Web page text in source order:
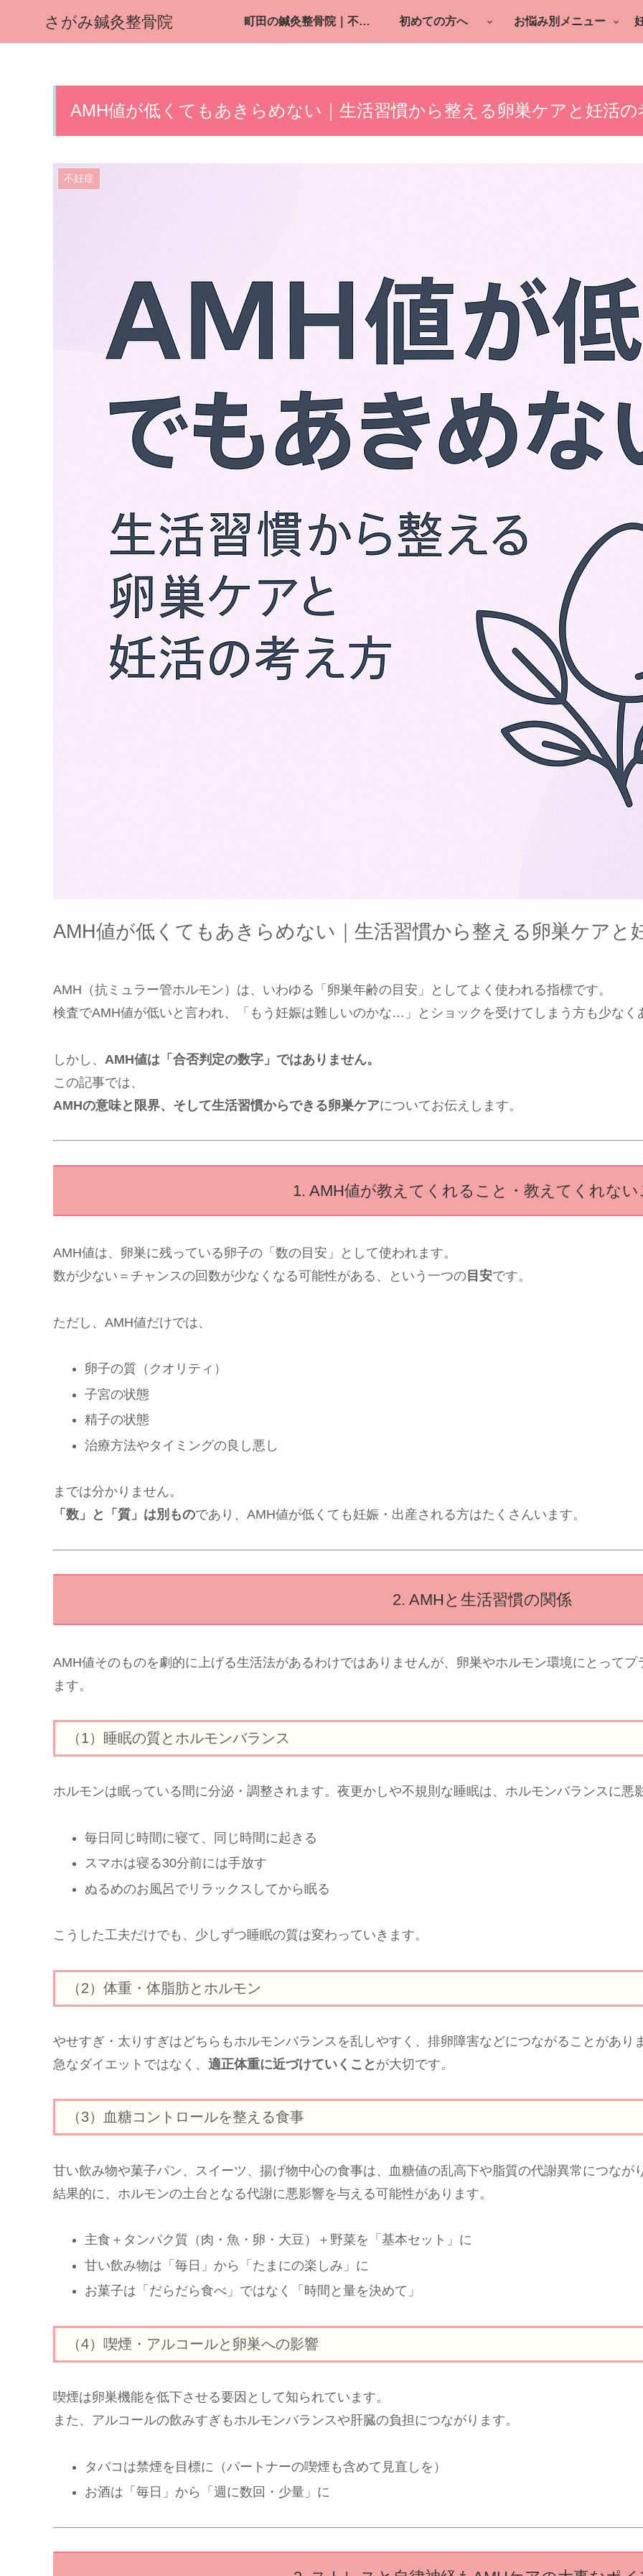
さがみ鍼灸整骨院 町田の鍼灸整骨院｜不妊鍼灸・逆子・産後ケア 初めての方へ お悩み別メニュー
AMH値が低くてもあきらめない｜生活習慣から整える卵巣ケアと妊活の
不妊症
AMH値が低くてもあきらめない｜生活習慣から整える卵巣ケアと
AMH（抗ミュラー管ホルモン）は、いわゆる「卵巣年齢の目安」としてよく使われる指標です。
検査でAMH値が低いと言われ、「もう妊娠は難しいのかな…」とショックを受けてしまう方も少なく
しかし、 AMH値は「合否判定の数字」ではありません。
この記事では、
AMHの意味と限界、そして生活習慣からできる卵巣ケアについてお伝えします。
1. AMH値が教えてくれること・教えてくれない
AMH値は、卵巣に残っている卵子の「数の目安」として使われます。
数が少ない＝チャンスの回数が少なくなる可能性がある、という一つの 目安です。
ただし、AMH値だけでは、
卵子の質（クオリティ）
子宮の状態
精子の状態
治療方法やタイミングの良し悪し
までは分かりません。
「数」と「質」は別ものであり、AMH値が低くても妊娠・出産される方はたくさんいます。
2. AMHと生活習慣の関係
AMH値そのものを劇的に上げる生活法があるわけではありませんが、卵巣やホルモン環境にとって
ます。
（1）睡眠の質とホルモンバランス
ホルモンは眠っている間に分泌・調整されます。夜更かしや不規則な睡眠は、ホルモンバランスに悪
毎日同じ時間に寝て、同じ時間に起きる
スマホは寝る30分前には手放す
ぬるめのお風呂でリラックスしてから眠る
こうした工夫だけでも、少しずつ睡眠の質は変わっていきます。
（2）体重・体脂肪とホルモン
やせすぎ・太りすぎはどちらもホルモンバランスを乱しやすく、排卵障害などにつながることがあり
急なダイエットではなく、 適正体重に近づけていくこと が大切です。
（3）血糖コントロールを整える食事
甘い飲み物や菓子パン、スイーツ、揚げ物中心の食事は、血糖値の乱高下や脂質の代謝異常につなが
結果的に、ホルモンの土台となる代謝に悪影響を与える可能性があります。
主食＋タンパク質（肉・魚・卵・大豆）＋野菜を「基本セット」に
甘い飲み物は「毎日」から「たまにの楽しみ」に
お菓子は「だらだら食べ」ではなく「時間と量を決めて」
（4）喫煙・アルコールと卵巣への影響
喫煙は卵巣機能を低下させる要因として知られています。
また、アルコールの飲みすぎもホルモンバランスや肝臓の負担につながります。
タバコは禁煙を目標に（パートナーの喫煙も含めて見直しを）
お酒は「毎日」から「週に数回・少量」に